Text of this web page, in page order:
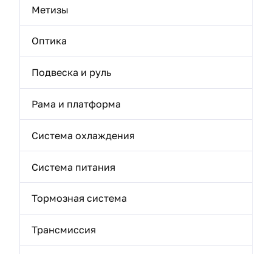
Метизы
Оптика
Подвеска и руль
Рама и платформа
Система охлаждения
Система питания
Тормозная система
Трансмиссия